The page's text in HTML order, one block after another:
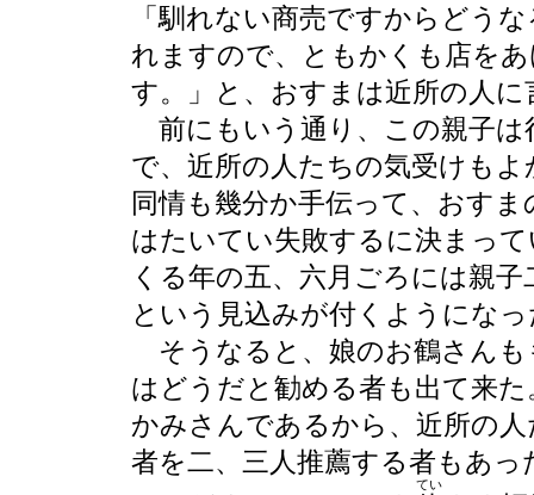
「馴れない商売ですからどう
れますので、ともかくも店を
す。」と、おすまは近所の人に
前にもいう通り、この親子は
で、近所の人たちの気受けも
同情も幾分か手伝って、おす
はたいてい失敗するに決まっ
くる年の五、六月ごろには親
という見込みが付くようにな
そうなると、娘のお鶴さんも
はどうだと勧める者も出て来
かみさんであるから、近所の
者を二、三人推薦する者もあ
てい